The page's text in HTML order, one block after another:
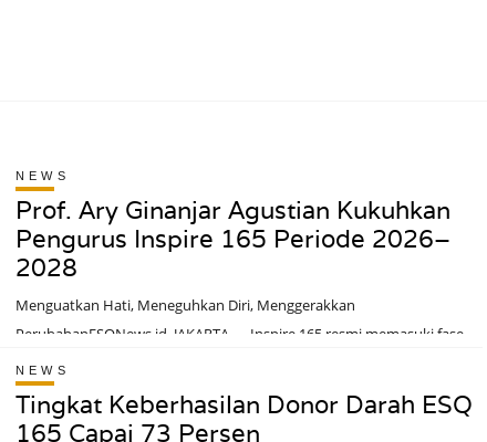
NEWS
Prof. Ary Ginanjar Agustian Kukuhkan
Pengurus Inspire 165 Periode 2026–
2028
Menguatkan Hati, Meneguhkan Diri, Menggerakkan
PerubahanESQNews.id, JAKARTA — Inspire 165 resmi memasuki fase
kepengurusan baru melalui Pelantikan dan Pengukuhan Pengurus
Inspire 165 Periode 2026–2028 yang diselenggarakan di Menara 165,
Jakarta, Ahad (26/7/2026).Prosesi pelantikan dan pengukuhan
NEWS
Tingkat Keberhasilan Donor Darah ESQ
165 Capai 73 Persen